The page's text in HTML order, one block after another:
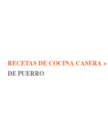
RECETAS DE COCINA CASERA >
DE PUERRO